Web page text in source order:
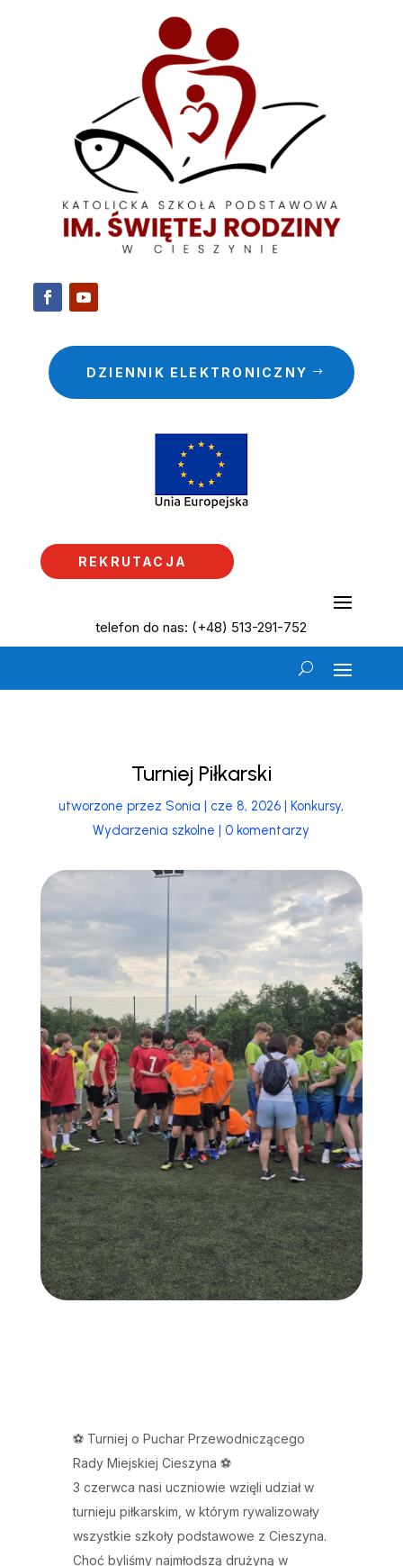
DZIENNIK ELEKTRONICZNY
REKRUTACJA
telefon do nas: (+48) 513-291-752
Turniej Piłkarski
utworzone przez Sonia | cze 8, 2026 |Konkursy,
Wydarzenia szkolne |0 komentarzy
⚽️ Turniej o Puchar Przewodniczącego
Rady Miejskiej Cieszyna ⚽️
3 czerwca nasi uczniowie wzięli udział w
turnieju piłkarskim, w którym rywalizowały
wszystkie szkoły podstawowe z Cieszyna.
Choć byliśmy najmłodszą drużyną w